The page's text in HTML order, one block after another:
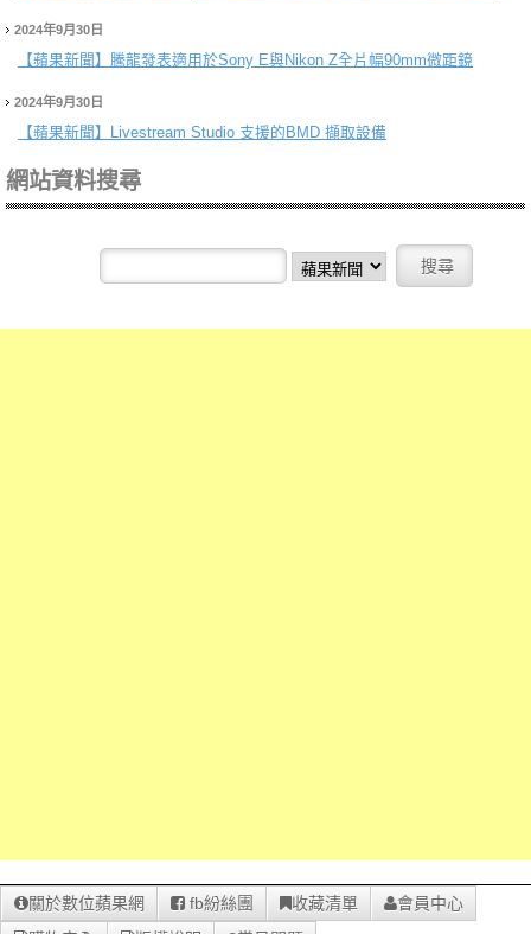
2024年9月30日
【蘋果新聞】 騰龍發表適用於Sony E與Nikon Z全片幅90mm微距鏡
2024年9月30日
【蘋果新聞】 Livestream Studio 支援的BMD 擷取設備
網站資料搜尋
關於數位蘋果網 fb紛絲團 收藏清單
會員中心